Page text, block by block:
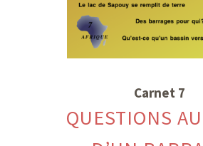
Carnet 7
QUESTIONS